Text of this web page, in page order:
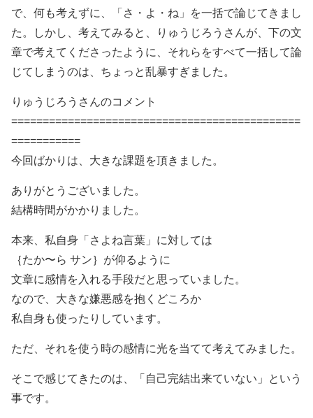
で、何も考えずに、「さ・よ・ね」を一括で論じてきまし
た。しかし、考えてみると、りゅうじろうさんが、下の文
章で考えてくださったように、それらをすべて一括して論
じてしまうのは、ちょっと乱暴すぎました。
りゅうじろうさんのコメント
==============================================
===========
今回ばかりは、大きな課題を頂きました。
ありがとうございました。
結構時間がかかりました。
本来、私自身「さよね言葉」に対しては
｛たか〜ら サン｝が仰るように
文章に感情を入れる手段だと思っていました。
なので、大きな嫌悪感を抱くどころか
私自身も使ったりしています。
ただ、それを使う時の感情に光を当てて考えてみました。
そこで感じてきたのは、「自己完結出来ていない」という
事です。